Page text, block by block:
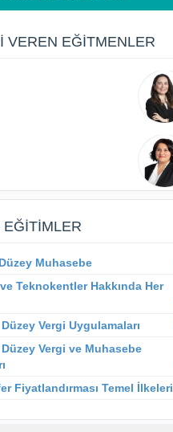
VEREN EĞITMENLER
Muhasebe
Teknokentler Hakkında Her
Vergi Uygulamaları
Vergi ve Muhasebe
Fiyatlandırması Temel İlkeleri